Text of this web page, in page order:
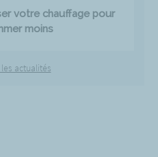
votre chauffage pour
moins
actualités